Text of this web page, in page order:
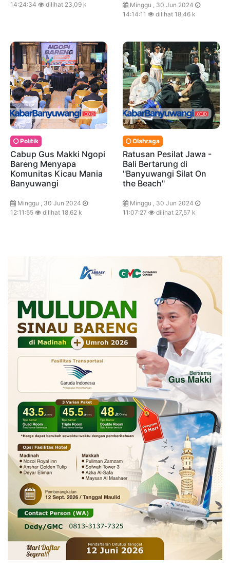
14:24:34
dilihat 23,09 k
Minggu , 30 Jun 2024
14:14:11
dilihat 18,46 k
Politik
Cabup Gus Makki Ngopi
Bareng Menyapa
Komunitas Kicau Mania
Banyuwangi
Minggu , 30 Jun 2024
12:11:55
dilihat 18,62 k
Olahraga
Ratusan Pesilat Jawa -
Bali Bertarung di
"Banyuwangi Silat On
the Beach"
Minggu , 30 Jun 2024
11:07:27
dilihat 27,57 k